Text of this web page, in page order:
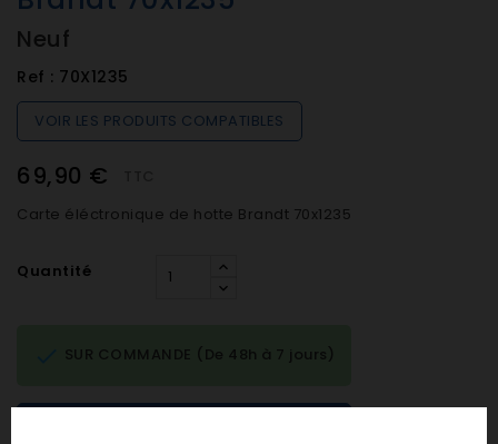
Neuf
Ref : 70X1235
VOIR LES PRODUITS COMPATIBLES
69,90 €
Carte éléctronique de hotte Brandt 70x1235
Quantité
SUR COMMANDE (De 48h à 7 jours)